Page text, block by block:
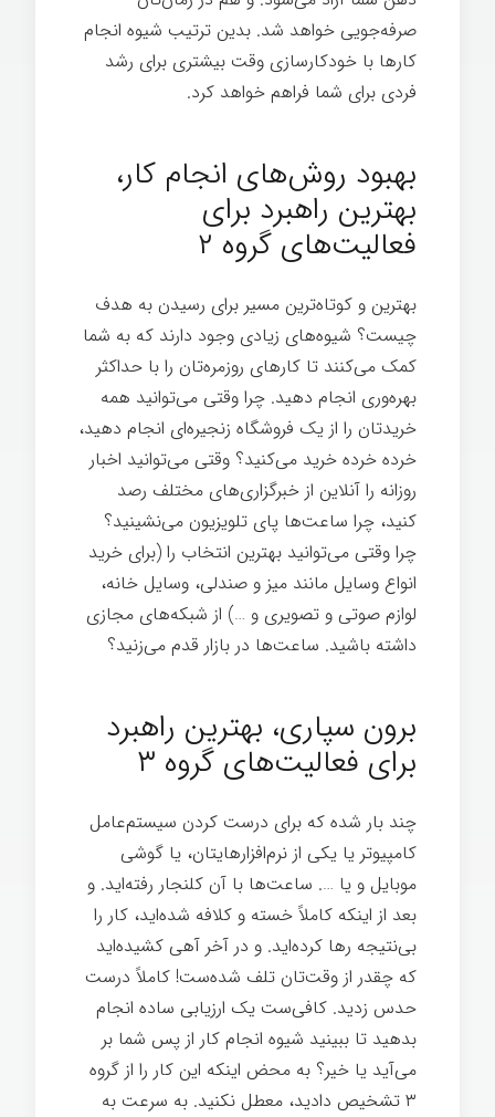
صرفه‌جویی خواهد شد. بدین ترتیب شیوه انجام
کارها با خودکارسازی وقت بیشتری برای رشد
فردی برای شما فراهم خواهد کرد.
بهبود روش‌های انجام کار،
بهترین راهبرد برای
فعالیت‌های گروه ۲
بهترین و کوتاه‌ترین مسیر برای رسیدن به هدف
چیست؟ شیوه‌های زیادی وجود دارند که به شما
کمک می‌کنند تا کارهای روزمره‌تان را با حداکثر
بهره‌وری انجام دهید. چرا وقتی می‌توانید همه
خریدتان را از یک فروشگاه زنجیره‌ای انجام دهید،
خرده خرده خرید می‌کنید؟ وقتی می‌توانید اخبار
روزانه را آنلاین از خبرگزاری‌های مختلف رصد
کنید، چرا ساعت‌ها پای تلویزیون می‌نشینید؟
چرا وقتی می‌توانید بهترین انتخاب را (برای خرید
انواع وسایل مانند میز و صندلی، وسایل خانه،
لوازم صوتی و تصویری و …) از شبکه‌های مجازی
داشته باشید. ساعت‌ها در بازار قدم می‌زنید؟
برون سپاری، بهترین راهبرد
برای فعالیت‌های گروه ۳
چند بار شده که برای درست کردن سیستم‌عامل
کامپیوتر یا یکی از نرم‌افزارهایتان، یا گوشی
موبایل و یا …. ساعت‌ها با آن کلنجار رفته‌اید. و
بعد از اینکه کاملاً خسته و کلافه شده‌اید، کار را
بی‌نتیجه رها کرده‌اید. و در آخر آهی کشیده‌اید
که چقدر از وقت‌تان تلف شده‌ست! کاملاً درست
حدس زدید. کافی‌ست یک ارزیابی ساده انجام
بدهید تا ببینید شیوه انجام کار از پس شما بر
می‌آید یا خیر؟ به محض اینکه این کار را از گروه
۳ تشخیص دادید، معطل نکنید. به سرعت به